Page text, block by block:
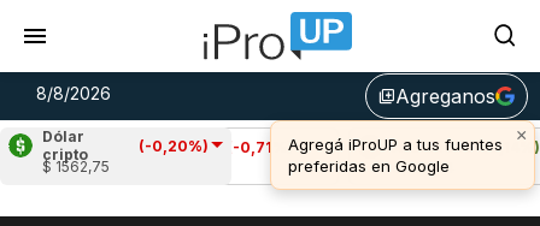
8/8/2026 library_addAgreganos
Dólar
cripto
(-0,20%)
$ 1562,75
Cardano
(-0,71%)
u$s 0,20
Avalanche
(0,14%)
u$s 6,44